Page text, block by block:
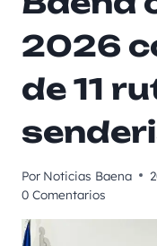
2026
de 11
Por Noticias Baena
0 Comentarios